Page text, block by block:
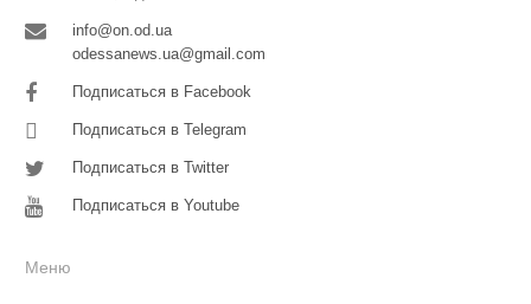
info@on.od.ua
odessanews.ua@gmail.com
Подписаться в Facebook
Подписаться в Telegram
Подписаться в Twitter
Подписаться в Youtube
Меню